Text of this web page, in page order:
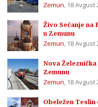
Zemun, 18 Avgust
Živo Sećanje na
u Zemunu
Zemun, 18 Avgust
Nova
Zemunu
Zemun, 18 Avgust
Obeležen Teslin